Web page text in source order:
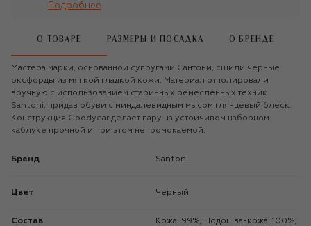
Подробнее
О ТОВАРЕ РАЗМЕРЫ И ПОСАДКА О БРЕНДЕ
Мастера марки, основанной супругами Сантони, сшили черные
оксфорды из мягкой гладкой кожи. Материал отполировали
вручную с использованием старинных ремесленных техник
Santoni, придав обуви с миндалевидным мысом глянцевый блеск.
Конструкция Goodyear делает пару на устойчивом наборном
каблуке прочной и при этом непромокаемой.
Бренд Santoni
Цвет Черный
Состав
Кожа: 99%; Подошва-кожа: 100%;